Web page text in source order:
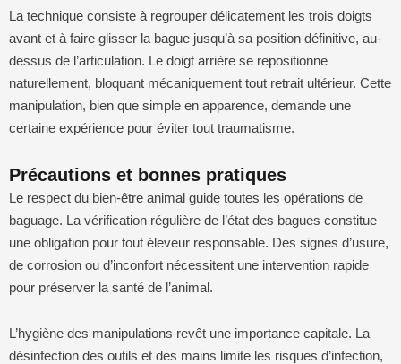
La technique consiste à regrouper délicatement les trois doigts
avant et à faire glisser la bague jusqu’à sa position définitive, au-
dessus de l’articulation. Le doigt arrière se repositionne
naturellement, bloquant mécaniquement tout retrait ultérieur. Cette
manipulation, bien que simple en apparence, demande une
certaine expérience pour éviter tout traumatisme.
Précautions et bonnes pratiques
Le respect du bien-être animal guide toutes les opérations de
baguage. La vérification régulière de l’état des bagues constitue
une obligation pour tout éleveur responsable. Des signes d’usure,
de corrosion ou d’inconfort nécessitent une intervention rapide
pour préserver la santé de l’animal.
L’hygiène des manipulations revêt une importance capitale. La
désinfection des outils et des mains limite les risques d’infection,